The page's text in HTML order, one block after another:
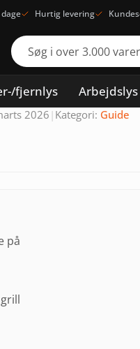
Hurtig levering
fjernlys Arbejdslys
2026 | Kategori: Guide
på